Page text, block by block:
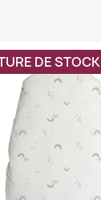
DE STOCK